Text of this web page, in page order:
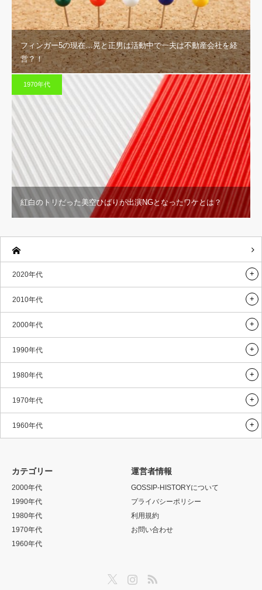
フィンガー5の現在…晃と正男は活動中で一夫は不動産会社を経
営？！
1970年代
紅白のトリだった美空ひばりが出演NGとなったワケとは？
2020年代
2010年代
2000年代
1990年代
1980年代
1970年代
1960年代
カテゴリー
2000年代
1990年代
1980年代
1970年代
1960年代
運営者情報
GOSSIP-HISTORYについて
プライバシーポリシー
利用規約
お問い合わせ